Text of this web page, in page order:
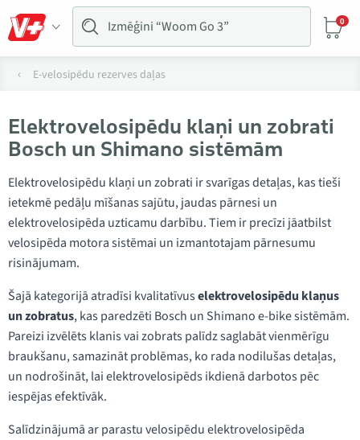
0
E-velosipēdu rezerves daļas
Elektrovelosipēdu klaņi un zobrati
Bosch un Shimano sistēmām
Elektrovelosipēdu klaņi un zobrati ir svarīgas detaļas, kas tieši
ietekmē pedāļu mīšanas sajūtu, jaudas pārnesi un
elektrovelosipēda uzticamu darbību. Tiem ir precīzi jāatbilst
velosipēda motora sistēmai un izmantotajam pārnesumu
risinājumam.
Šajā kategorijā atradīsi kvalitatīvuselektrovelosipēdu klaņus
un zobratus, kas paredzēti Bosch un Shimano e-bike sistēmām.
Pareizi izvēlēts klanis vai zobrats palīdz saglabāt vienmērīgu
braukšanu, samazināt problēmas, ko rada nodilušas detaļas,
un nodrošināt, lai elektrovelosipēds ikdienā darbotos pēc
iespējas efektīvāk.
Salīdzinājumā ar parastu velosipēdu elektrovelosipēda